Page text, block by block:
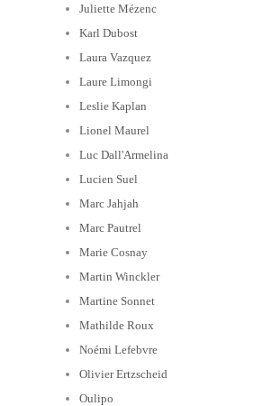
Juliette Mézenc
Karl Dubost
Laura Vazquez
Laure Limongi
Leslie Kaplan
Lionel Maurel
Luc Dall'Armelina
Lucien Suel
Marc Jahjah
Marc Pautrel
Marie Cosnay
Martin Winckler
Martine Sonnet
Mathilde Roux
Noémi Lefebvre
Olivier Ertzscheid
Oulipo